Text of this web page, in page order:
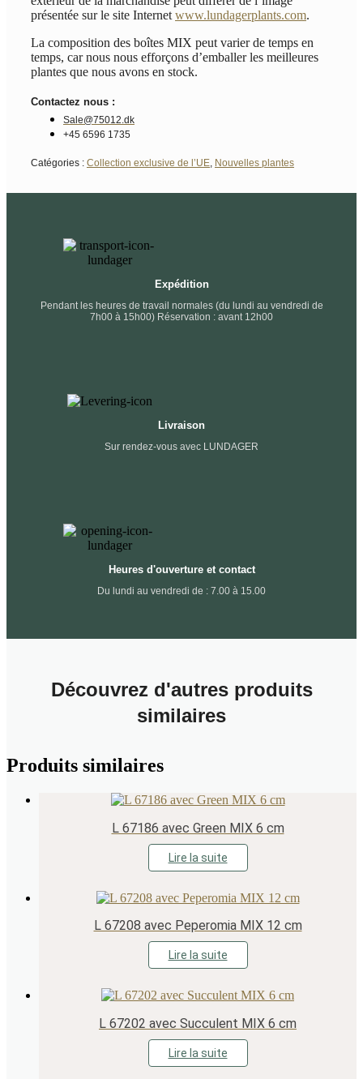
présentée sur le site Internet www.lundagerplants.com.
La composition des boîtes MIX peut varier de temps en
temps, car nous nous efforçons d’emballer les meilleures
plantes que nous avons en stock.
Contactez nous :
Sale@75012.dk
+45 6596 1735
Catégories : Collection exclusive de l’UE Nouvelles plantes
Expédition
Pendant les heures de travail normales (du lundi au vendredi de
7h00 à 15h00) Réservation : avant 12h00
Livraison
Sur rendez-vous avec LUNDAGER
Heures d'ouverture et contact
Du lundi au vendredi de : 7.00 à 15.00
Découvrez d'autres produits
similaires
Produits similaires
L 67186 avec Green MIX 6 cm
Lire la suite
L 67208 avec Peperomia MIX 12 cm
Lire la suite
L 67202 avec Succulent MIX 6 cm
Lire la suite